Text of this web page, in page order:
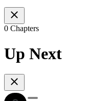
0 Chapters
Up Next